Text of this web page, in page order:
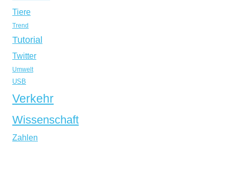
Tiere
Trend
Tutorial
Twitter
Umwelt
USB
Verkehr
Wissenschaft
Zahlen